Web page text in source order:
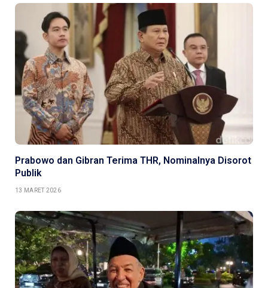
Prabowo dan Gibran Terima THR, Nominalnya Disorot
Publik
13 MARET 2026